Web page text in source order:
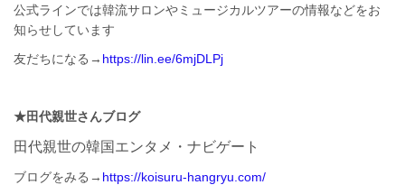
公式ラインでは韓流サロンやミュージカルツアーの情報などをお
知らせしています
友だちになる→ https://lin.ee/6mjDLPj
★田代親世さんブログ
田代親世の韓国エンタメ・ナビゲート
ブログをみる→ https://koisuru-hangryu.com/